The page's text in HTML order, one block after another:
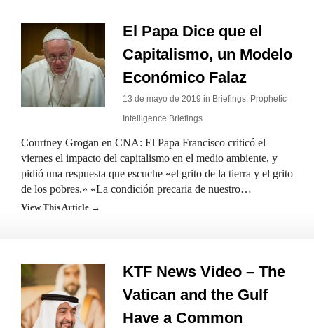
El Papa Dice que el
Capitalismo, un Modelo
Económico Falaz
13 de mayo de 2019 in Briefings, Prophetic
Intelligence Briefings
Courtney Grogan en CNA: El Papa Francisco criticó el
viernes el impacto del capitalismo en el medio ambiente, y
pidió una respuesta que escuche «el grito de la tierra y el grito
de los pobres.» «La condición precaria de nuestro…
View This Article →
KTF News Video – The
Vatican and the Gulf
Have a Common